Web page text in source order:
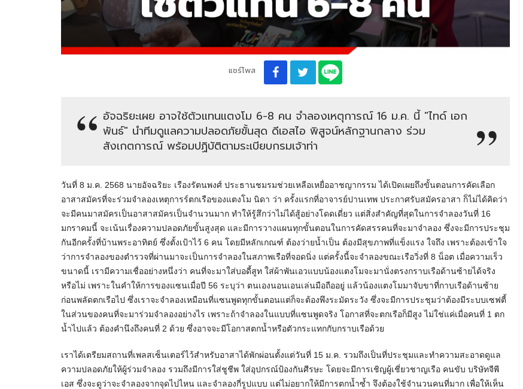
แชร์โพส
อัจฉริยะเผย อาจใช้ตัวแทนแตงโม 6-8 คน จำลองเหตุการณ์ 16 ม.ค. นี้ "ไทด์ เอก
พันธ์" นำทีมดูแลความปลอดภัยขั้นสุด ดีเอสไอ พิสูจน์หลักฐานกลาง ร่วม
สังเกตการณ์ พร้อมปฏิบัติตามระเบียบกรมเจ้าท่า
วันที่ 8 ม.ค. 2568 นายอัจฉริยะ เรืองรัตนพงศ์ ประธานชมรมช่วยเหลือเหยื่ออาชญากรรม ได้เปิดเผยถึงขั้นตอนการคัดเลือก
อาสาสมัครที่จะร่วมจำลองเหตุการร์ตกเรือของแตงโม นิดา ว่า ครั้งแรกที่อาจารย์ปานเทพ ประกาศรับสมัครอาสา ก็ไม่ได้คิดว่า
จะมีคนมาสมัครเป็นอาสาสมัครเป็นจำนวนมาก ทำให้รู้สึกว่าไม่ได้สู้อย่างโดดเดี่ยว แต่สิ่งสำคัญที่สุดในการจำลองวันที่ 16
มกราคมนี้ จะเน้นเรื่องความปลอดภัยขั้นสูงสุด และมีการวางแผนทุกขั้นตอนในการคัดสรรคนที่จะมาจำลอง ซึ่งจะมีการประชุม
กันอีกครั้งที่บ้านพระอาทิตย์ ซึ่งตั้งเป้าไว้ 6 คน โดยมีหลักเกณฑ์ ต้องว่ายน้ำเป็น ต้องมีสุขภาพที่แข็งแรง ใจถึง เพราะต้องเข้าใจ
ว่าการจำลองของตำรวจที่ผ่านมาจะเป็นการจำลองในสภาพเรือที่จอดนิ่ง แต่ครั้งนี้จะจำลองขณะเรือวิ่งที่ 8 น็อต เมื่อความเร็ว
ขนาดนี้ เรามีความเชื่ออย่างหนึ่งว่า คนที่จะมาใส่บอดี้สูท ใส่ผ้าพันเอวแบบน้องแตงโมจะมานั่งตรงกราบเรือด้านซ้ายได้จริง
หรือไม่ เพราะในคำให้การของแซนเมื่อปี 56 ระบุว่า ตนเองนอนเอนเล่นมือถืออยู่ แล้วน้องแตงโมมาจับขาที่กาบเรือด้านซ้าย
ก่อนพลัดตกเรือไป ซึ่งเราจะจำลองเหมือนที่แซนพูดทุกขั้นตอนแต่ก็จะต้องพึงระมัดระวัง ซึ่งจะมีการประชุมว่าต้องมีระบบเซฟตี้
ในส่วนของคนที่จะมาร่วมจำลองอย่างไร เพราะถ้าจำลองในแบบที่แซนพูดจริง โอกาสที่จะตกเรือก็มีสูง ไม่ใช่แค่เมื่อคนที่ 1 ตก
น้ำไปแล้ว ต้องคำนึงถึงคนที่ 2 ด้วย ซึ่งอาจจะมีโอกาสตกน้ำหรือตัวกระแทกกับกราบเรือด้วย
เราได้เตรียมสถานที่เพลสเซ็นเตอร์ไว้สำหรับอาสาได้พักผ่อนตั้งแต่วันที่ 15 ม.ค. รวมถึงเป็นที่ประชุมและทำความสะอาดดูแล
ความปลอดภัยให้ผู้ร่วมจำลอง รวมถึงมีการใส่ชูชีพ ใส่อุปกรณ์ป้องกันศีรษะ โดยจะมีการเชิญผู้เชี่ยวชาญเรือ คนขับ บริษัทจีพี
เอส ซึ่งจะดูว่าจะจำลองจากจุดไปไหน และจำลองกี่รูปแบบ แต่ไม่อยากให้มีการตกน้ำซ้ำ จึงต้องใช้จำนวนคนที่มาก เพื่อให้เห็น